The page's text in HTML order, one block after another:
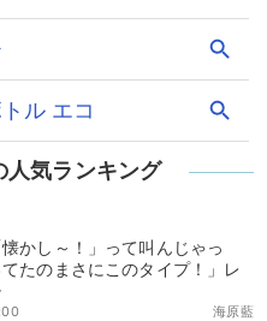
人気ランキング
かし～！」って叫んじゃっ
たのまさにこのタイプ！」レ
海原藍